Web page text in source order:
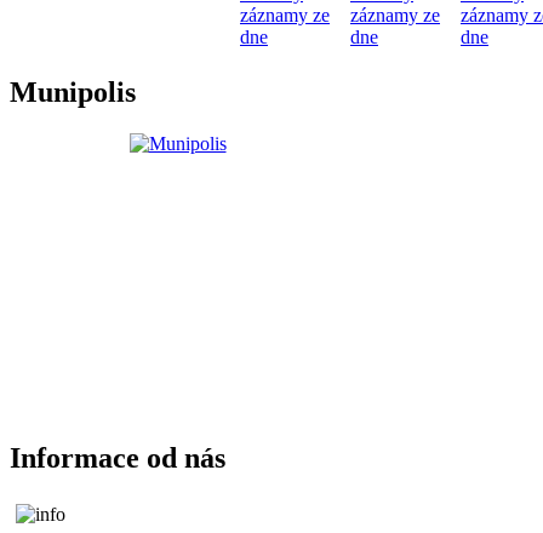
záznamy ze
dne
záznamy ze
dne
záznamy
dne
Munipolis
Informace od nás